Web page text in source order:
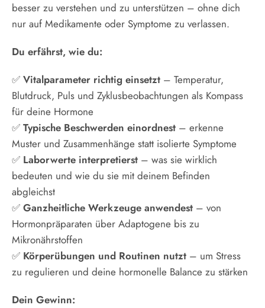
besser zu verstehen und zu unterstützen – ohne dich
nur auf Medikamente oder Symptome zu verlassen.
Du erfährst, wie du:
✅ Vitalparameter richtig einsetzt – Temperatur,
Blutdruck, Puls und Zyklusbeobachtungen als Kompass
für deine Hormone
✅ Typische Beschwerden einordnest – erkenne
Muster und Zusammenhänge statt isolierte Symptome
✅ Laborwerte interpretierst – was sie wirklich
bedeuten und wie du sie mit deinem Befinden
abgleichst
✅ Ganzheitliche Werkzeuge anwendest – von
Hormonpräparaten über Adaptogene bis zu
Mikronährstoffen
✅ Körperübungen und Routinen nutzt – um Stress
zu regulieren und deine hormonelle Balance zu stärken
Dein Gewinn: